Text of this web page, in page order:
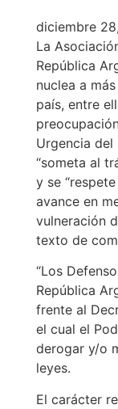
diciembre
La
República
nuclea a
país, entre
Urgencia
“someta al
y se
avance en
vulneración
texto de
“Los
República
frente al
el cual el
derogar y/o
leyes.
El carácter